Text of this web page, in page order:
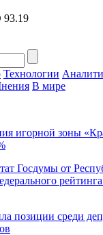
Технологии
В мире
игорной зоны
Госдумы от
позиции среди